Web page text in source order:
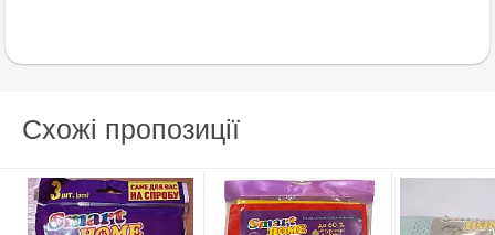
Схожі пропозиції